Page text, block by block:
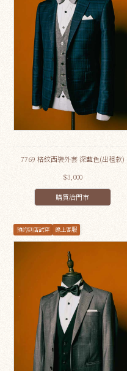
7769 格紋西裝外套 深藍色(出租款)
$3,000
購買洽門市
預約到店試穿 線上客服